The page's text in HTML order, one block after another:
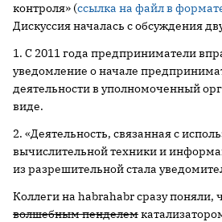
контроля» (ссылка на файл в
Дискуссия началась с обсуждения
1. С 2011 года предприниматели
уведомление о начале
деятельности в уполномоченный
виде.
2. «Деятельность, связанная с
вычислительной техники и
из разрешительной стала
Коллеги на habrahabr сразу поняли,
волшебным пенделем